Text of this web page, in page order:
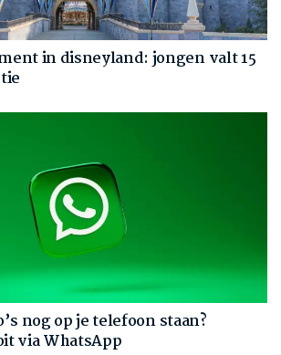
in disneyland: jongen valt 15
nog op je telefoon staan?
via WhatsApp